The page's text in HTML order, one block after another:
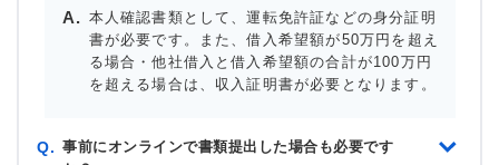
本人確認書類として、運転免許証などの身分証明
書が必要です。また、借入希望額が50万円を超え
る場合・他社借入と借入希望額の合計が100万円
を超える場合は、収入証明書が必要となります。
Q. 事前にオンラインで書類提出した場合も必要です